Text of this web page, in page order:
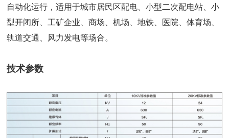
自动化运行，适用于城市居民区配电、小型二次配电站、小
型开闭所、工矿企业、商场、机场、地铁、医院、体育场、
轨道交通、风力发电等场合。
技术参数